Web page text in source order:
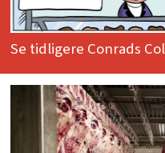
Se tidligere Conrads